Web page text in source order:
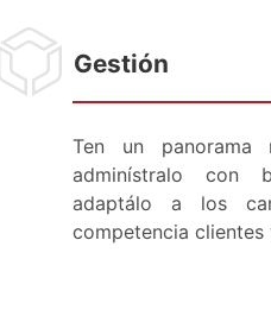
Gestión
Ten un
adminístralo con
adaptálo a los
competencia